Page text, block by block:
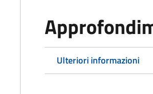
Ulteriori informazioni